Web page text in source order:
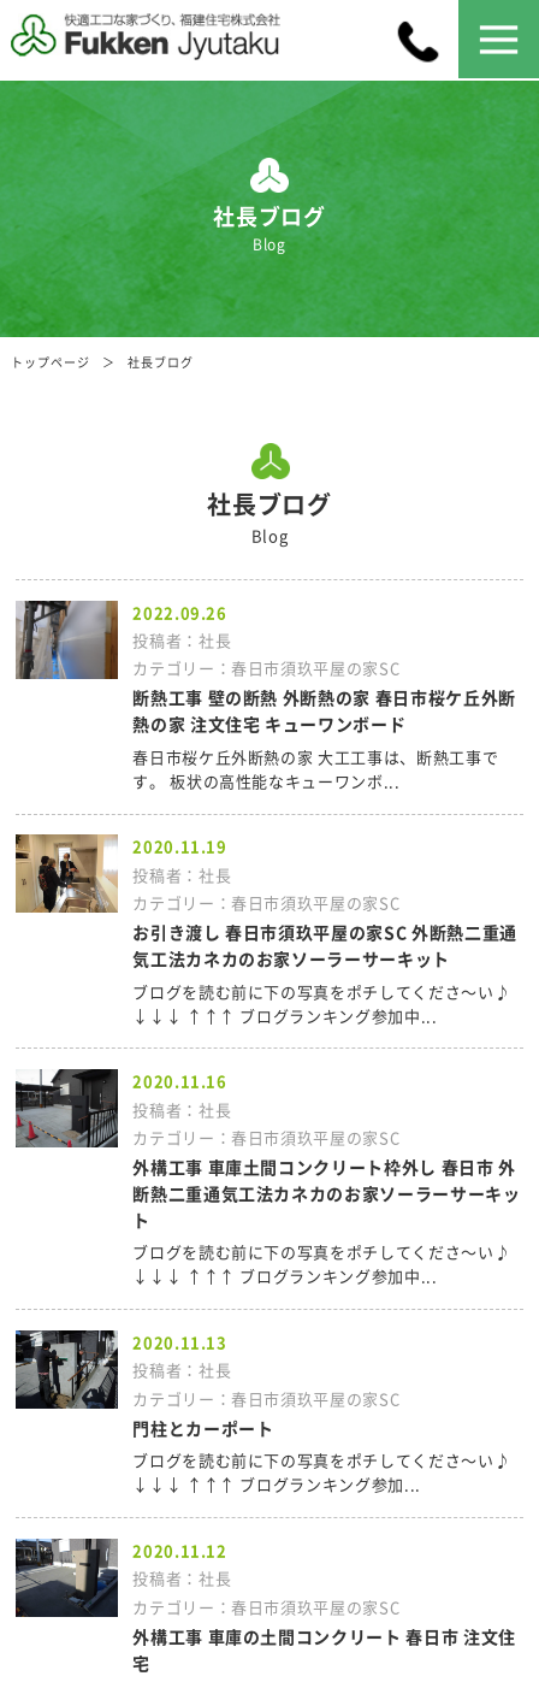
社長ブログ
Blog
トップページ 社長ブログ
社長ブログ
Blog
2022.09.26
投稿者：社長
カテゴリー：春日市須玖平屋の家SC
断熱工事 壁の断熱 外断熱の家 春日市桜ケ丘外断
熱の家 注文住宅 キューワンボード
春日市桜ケ丘外断熱の家 大工工事は、断熱工事で
す。 板状の高性能なキューワンボ...
2020.11.19
投稿者：社長
カテゴリー：春日市須玖平屋の家SC
お引き渡し 春日市須玖平屋の家SC 外断熱二重通
気工法カネカのお家ソーラーサーキット
ブログを読む前に下の写真をポチしてくださ～い♪
↓↓↓ ↑↑↑ ブログランキング参加中...
2020.11.16
投稿者：社長
カテゴリー：春日市須玖平屋の家SC
外構工事 車庫土間コンクリート枠外し 春日市 外
断熱二重通気工法カネカのお家ソーラーサーキッ
ト
ブログを読む前に下の写真をポチしてくださ～い♪
↓↓↓ ↑↑↑ ブログランキング参加中...
2020.11.13
投稿者：社長
カテゴリー：春日市須玖平屋の家SC
門柱とカーポート
ブログを読む前に下の写真をポチしてくださ～い♪
↓↓↓ ↑↑↑ ブログランキング参加...
2020.11.12
投稿者：社長
カテゴリー：春日市須玖平屋の家SC
外構工事 車庫の土間コンクリート 春日市 注文住
宅